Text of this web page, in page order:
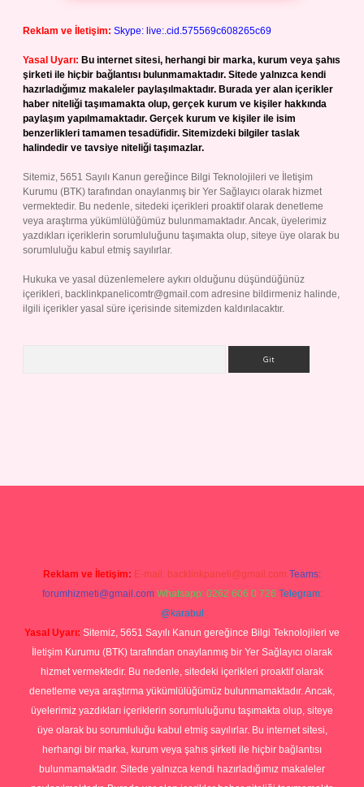
Reklam ve İletişim: Skype: live:.cid.575569c608265c69
Yasal Uyarı: Bu internet sitesi, herhangi bir marka, kurum veya şahıs
şirketi ile hiçbir bağlantısı bulunmamaktadır. Sitede yalnızca kendi
hazırladığımız makaleler paylaşılmaktadır. Burada yer alan içerikler
haber niteliği taşımamakta olup, gerçek kurum ve kişiler hakkında
paylaşım yapılmamaktadır. Gerçek kurum ve kişiler ile isim
benzerlikleri tamamen tesadüfidir. Sitemizdeki bilgiler taslak
halindedir ve tavsiye niteliği taşımazlar.
Sitemiz, 5651 Sayılı Kanun gereğince Bilgi Teknolojileri ve İletişim
Kurumu (BTK) tarafından onaylanmış bir Yer Sağlayıcı olarak hizmet
vermektedir. Bu nedenle, sitedeki içerikleri proaktif olarak denetleme
veya araştırma yükümlülüğümüz bulunmamaktadır. Ancak, üyelerimiz
yazdıkları içeriklerin sorumluluğunu taşımakta olup, siteye üye olarak bu
sorumluluğu kabul etmiş sayılırlar.
Hukuka ve yasal düzenlemelere aykırı olduğunu düşündüğünüz
içerikleri, backlinkpanelicomtr@gmail.com adresine bildirmeniz halinde,
ilgili içerikler yasal süre içerisinde sitemizden kaldırılacaktır.
Reklam ve İletişim: E-mail: backlinkpaneli@gmail.com Teams:
forumhizmeti@gmail.com Whatsapp: 0262 606 0 726 Telegram:
@karabul
Yasal Uyarı: Sitemiz, 5651 Sayılı Kanun gereğince Bilgi Teknolojileri ve
İletişim Kurumu (BTK) tarafından onaylanmış bir Yer Sağlayıcı olarak
hizmet vermektedir. Bu nedenle, sitedeki içerikleri proaktif olarak
denetleme veya araştırma yükümlülüğümüz bulunmamaktadır. Ancak,
üyelerimiz yazdıkları içeriklerin sorumluluğunu taşımakta olup, siteye
üye olarak bu sorumluluğu kabul etmiş sayılırlar. Bu internet sitesi,
herhangi bir marka, kurum veya şahıs şirketi ile hiçbir bağlantısı
bulunmamaktadır. Sitede yalnızca kendi hazırladığımız makaleler